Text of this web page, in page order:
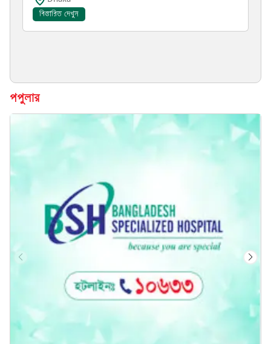
বিস্তারিত দেখুন
পপুলার